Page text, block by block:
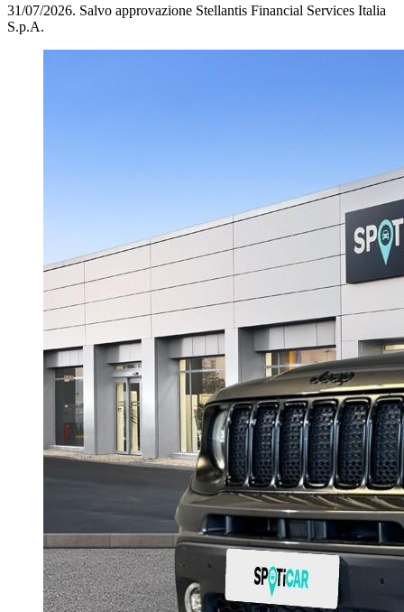
31/07/2026. Salvo approvazione Stellantis Financial Services Italia
S.p.A.